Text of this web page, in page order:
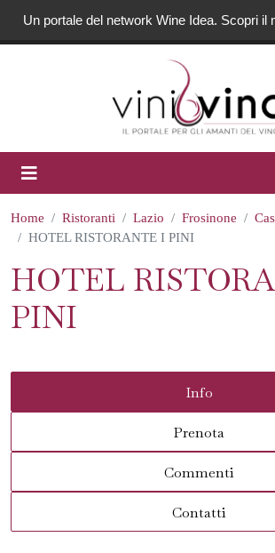
Un portale del network Wine Idea. Scopri il
Home Ristoranti Lazio Frosinone
HOTEL RISTORANTE I PINI
HOTEL
PINI
Info
Prenota
Commenti
Contatti